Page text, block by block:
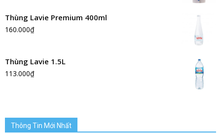
Thùng Lavie Premium 400ml
160.000₫
Thùng Lavie 1.5L
113.000₫
Thông Tin Mới Nhất